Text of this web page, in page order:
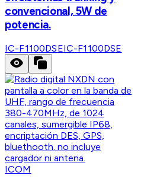
convencional, 5W de
potencia.
IC-F1100DSEIC-F1100DSE
ICOM